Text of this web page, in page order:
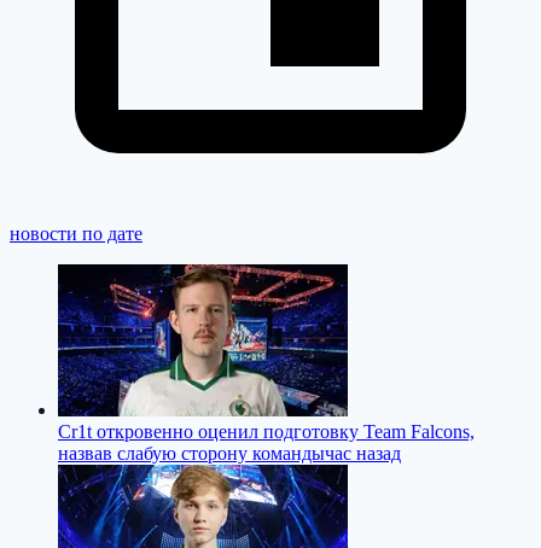
новости по дате
Cr1t откровенно оценил подготовку Team Falcons,
назвав слабую сторону командычас назад